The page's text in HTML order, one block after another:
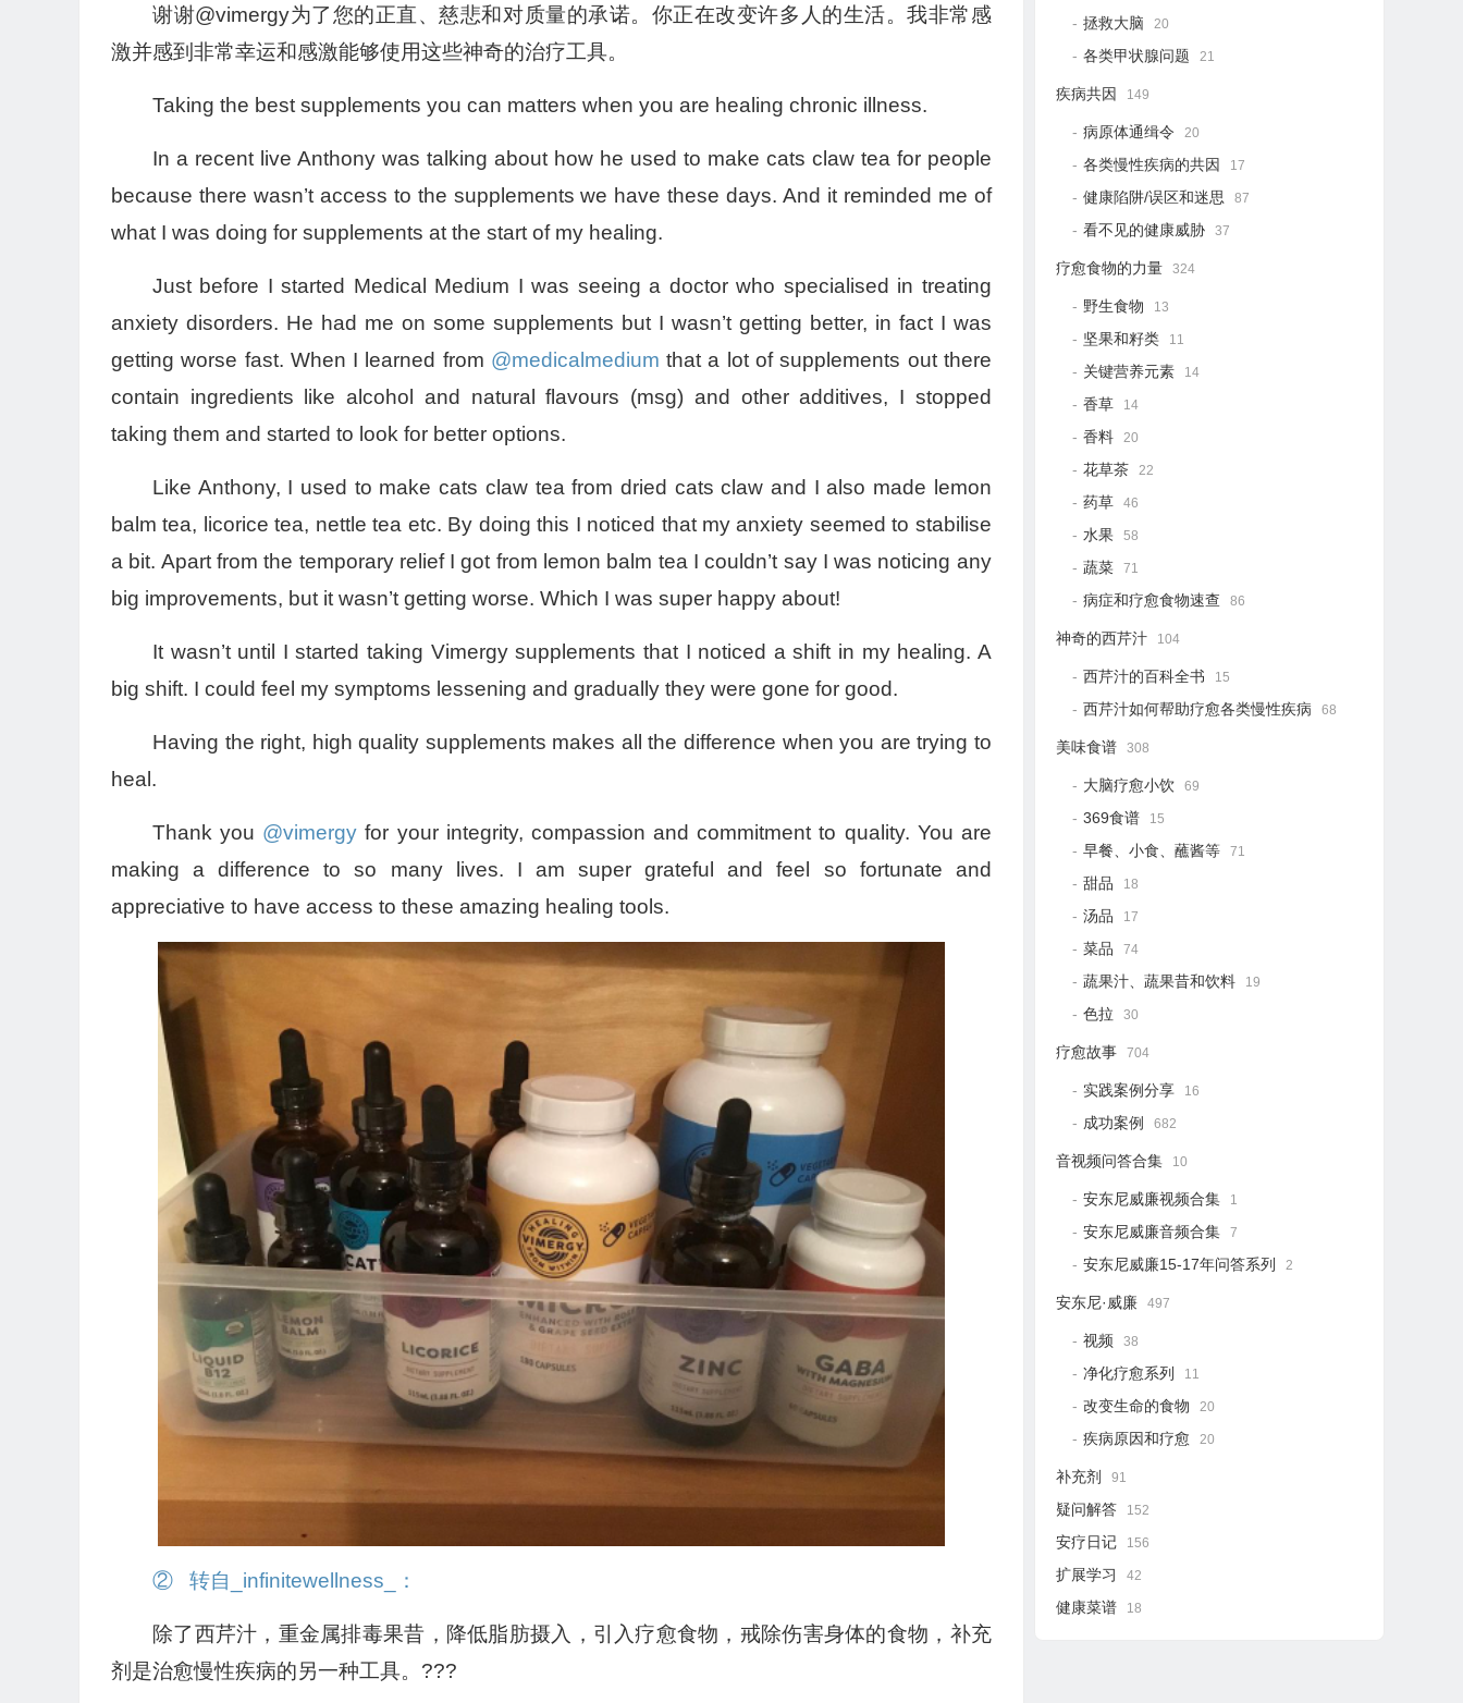
谢谢@vimergy为了您的正直、慈悲和对质量的承诺。你正在改变许多人的生活。我非常感
激并感到非常幸运和感激能够使用这些神奇的治疗工具。
Taking the best supplements you can matters when you are healing chronic illness.
In a recent live Anthony was talking about how he used to make cats claw tea for people
because there wasn’t access to the supplements we have these days. And it reminded me of
what I was doing for supplements at the start of my healing.
Just before I started Medical Medium I was seeing a doctor who specialised in treating
anxiety disorders. He had me on some supplements but I wasn’t getting better, in fact I was
getting worse fast. When I learned from @medicalmedium that a lot of supplements out there
contain ingredients like alcohol and natural flavours (msg) and other additives, I stopped
taking them and started to look for better options.
Like Anthony, I used to make cats claw tea from dried cats claw and I also made lemon
balm tea, licorice tea, nettle tea etc. By doing this I noticed that my anxiety seemed to stabilise
a bit. Apart from the temporary relief I got from lemon balm tea I couldn’t say I was noticing any
big improvements, but it wasn’t getting worse. Which I was super happy about!
It wasn’t until I started taking Vimergy supplements that I noticed a shift in my healing. A
big shift. I could feel my symptoms lessening and gradually they were gone for good.
Having the right, high quality supplements makes all the difference when you are trying to
heal.
Thank you @vimergy for your integrity, compassion and commitment to quality. You are
making a difference to so many lives. I am super grateful and feel so fortunate and
appreciative to have access to these amazing healing tools.
② 转自_infinitewellness_：
除了西芹汁，重金属排毒果昔，降低脂肪摄入，引入疗愈食物，戒除伤害身体的食物，补充
剂是治愈慢性疾病的另一种工具。???
拯救大脑 20
各类甲状腺问题 21
疾病共因 149
病原体通缉令 20
各类慢性疾病的共因 17
健康陷阱/误区和迷思 87
看不见的健康威胁 37
疗愈食物的力量 324
野生食物 13
坚果和籽类 11
关键营养元素 14
香草 14
香料 20
花草茶 22
药草 46
水果 58
蔬菜 71
病症和疗愈食物速查 86
神奇的西芹汁 104
西芹汁的百科全书 15
西芹汁如何帮助疗愈各类慢性疾病 68
美味食谱 308
大脑疗愈小饮 69
369食谱 15
早餐、小食、蘸酱等 71
甜品 18
汤品 17
菜品 74
蔬果汁、蔬果昔和饮料 19
色拉 30
疗愈故事 704
实践案例分享 16
成功案例 682
音视频问答合集 10
安东尼威廉视频合集 1
安东尼威廉音频合集 7
安东尼威廉15-17年问答系列 2
安东尼·威廉 497
视频 38
净化疗愈系列 11
改变生命的食物 20
疾病原因和疗愈 20
补充剂 91
疑问解答 152
安疗日记 156
扩展学习 42
健康菜谱 18